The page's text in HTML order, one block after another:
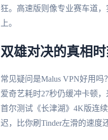
狂。高速版则像专业赛车道
上。
双雄对决的真相时
常见疑问是Malus VPN好用
爱奇艺耗时27秒仍缓冲卡顿
首尔测试《长津湖》4K版连
迟，比你刷Tinder左滑的速度